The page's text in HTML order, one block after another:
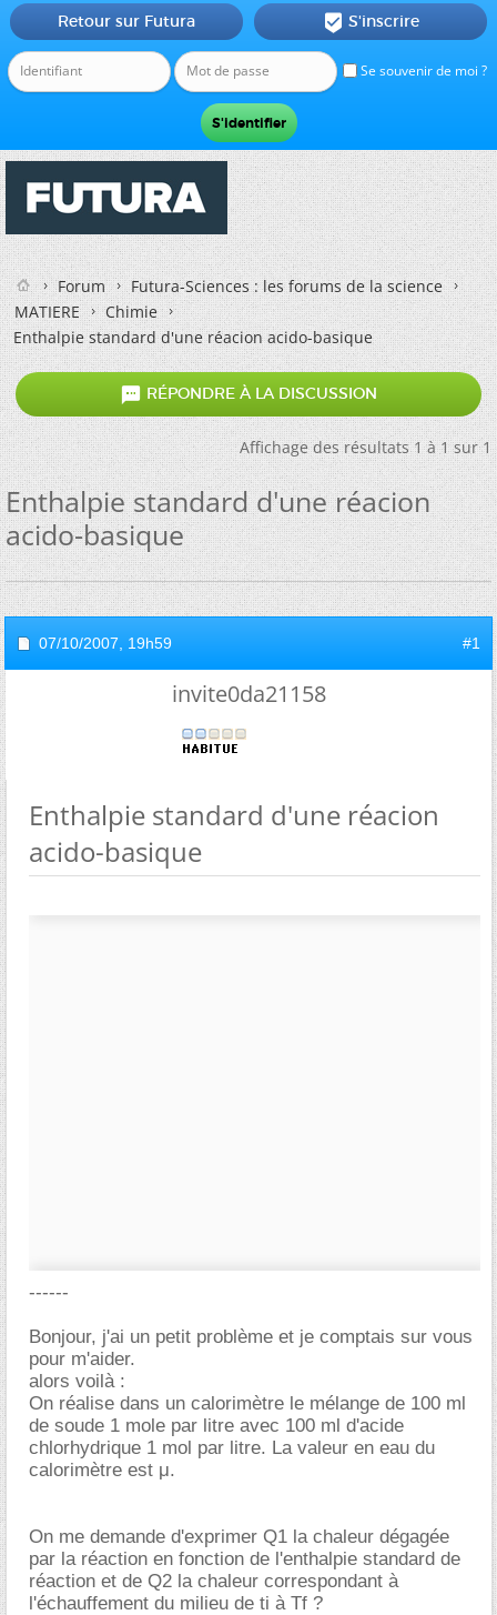
Se souvenir de moi ?
Retour sur Futura  S'inscrire
Forum
Futura-Sciences : les forums de la science
MATIERE
Chimie
Enthalpie standard d'une réacion acido-basique
 RÉPONDRE À LA DISCUSSION
Affichage des résultats 1 à 1 sur 1
Enthalpie standard d'une réacion
acido-basique
07/10/2007, 19h59 #1
invite0da21158
Enthalpie standard d'une réacion
acido-basique
------
Bonjour, j'ai un petit problème et je comptais sur vous
pour m'aider.
alors voilà :
On réalise dans un calorimètre le mélange de 100 ml
de soude 1 mole par litre avec 100 ml d'acide
chlorhydrique 1 mol par litre. La valeur en eau du
calorimètre est μ.
On me demande d'exprimer Q1 la chaleur dégagée
par la réaction en fonction de l'enthalpie standard de
réaction et de Q2 la chaleur correspondant à
l'échauffement du milieu de ti à Tf ?